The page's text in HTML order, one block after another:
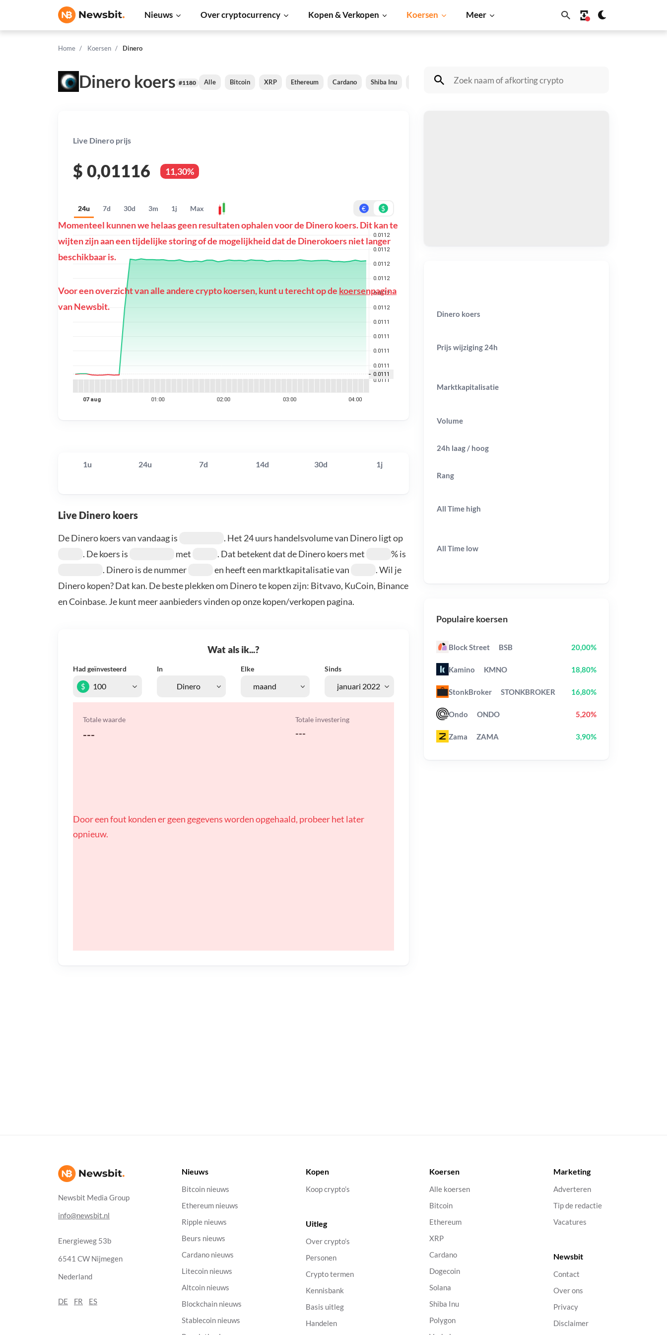
Nieuws Over cryptocurrency Kopen & Verkopen Koersen Meer
Home Koersen Dinero
Dinero koers #1180 Alle Bitcoin XRP Ethereum Cardano Shiba Inu Dogecoin Solana BNB
Live Dinero prijs
$ 0,01116 11,30%
24u 7d 30d 3m 1j Max € $
Momenteel kunnen we helaas geen resultaten ophalen voor de Dinero koers. Dit kan te
wijten zijn aan een tijdelijke storing of de mogelijkheid dat de Dinerokoers niet langer
beschikbaar is.
Voor een overzicht van alle andere crypto koersen, kunt u terecht op de koersenpagina
van Newsbit.
1u 24u 7d 14d 30d 1j
Live Dinero koers
De Dinero koers van vandaag is
. Het 24 uurs handelsvolume van Dinero ligt op
. De koers is
met . Dat betekent dat de Dinero koers met
% is
. Dinero is de nummer
en heeft een marktkapitalisatie van
. Wil je
Dinero kopen? Dat kan. De beste plekken om Dinero te kopen zijn: Bitvavo, KuCoin, Binance
en Coinbase. Je kunt meer aanbieders vinden op onze kopen/verkopen pagina.
Wat als ik...?
Had geïnvesteerd In Elke Sinds
$
Totale waarde
---
Totale investering
---
Door een fout konden er geen gegevens worden opgehaald, probeer het later
opnieuw.
Dinero koers
Prijs wijziging 24h
Marktkapitalisatie
Volume
24h laag / hoog
Rang
All Time high
All Time low
Populaire koersen
Block Street BSB 20,00%
Kamino KMNO 18,80%
StonkBroker STONKBROKER 16,80%
Ondo ONDO 5,20%
Zama ZAMA 3,90%
Newsbit Media Group
info@newsbit.nl
Energieweg 53b
6541 CW Nijmegen
Nederland
DE FR ES
Nieuws
Bitcoin nieuws
Ethereum nieuws
Ripple nieuws
Beurs nieuws
Cardano nieuws
Litecoin nieuws
Altcoin nieuws
Blockchain nieuws
Stablecoin nieuws
Kopen
Koop crypto’s
Uitleg
Over crypto’s
Personen
Crypto termen
Kennisbank
Basis uitleg
Handelen
Koersen
Alle koersen
Bitcoin
Ethereum
XRP
Cardano
Dogecoin
Solana
Shiba Inu
Polygon
Marketing
Adverteren
Tip de redactie
Vacatures
Newsbit
Contact
Over ons
Privacy
Disclaimer